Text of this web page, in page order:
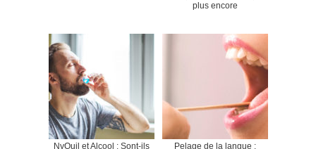
plus encore
NyQuil et Alcool : Sont-ils
Pelage de la langue :